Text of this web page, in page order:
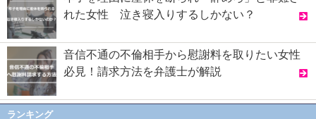
れた女性 泣き寝入りするしかない？
音信不通の不倫相手から慰謝料を取りたい女性
必見！請求方法を弁護士が解説
ランキング